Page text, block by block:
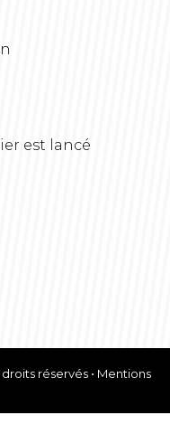
est lancé
réservés • Mentions